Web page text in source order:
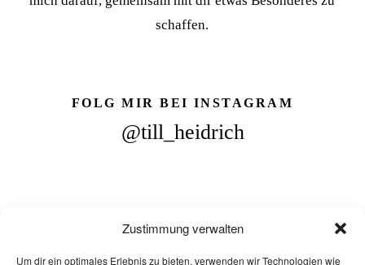
Zustimmung verwalten
Um dir ein optimales Erlebnis zu bieten, verwenden wir Technologien wie
schaffen.
FOLG MIR BEI INSTAGRAM
@till_heidrich
@2025 Till Heidrich - Alle Inhalte unterliegen dem Urheberrecht